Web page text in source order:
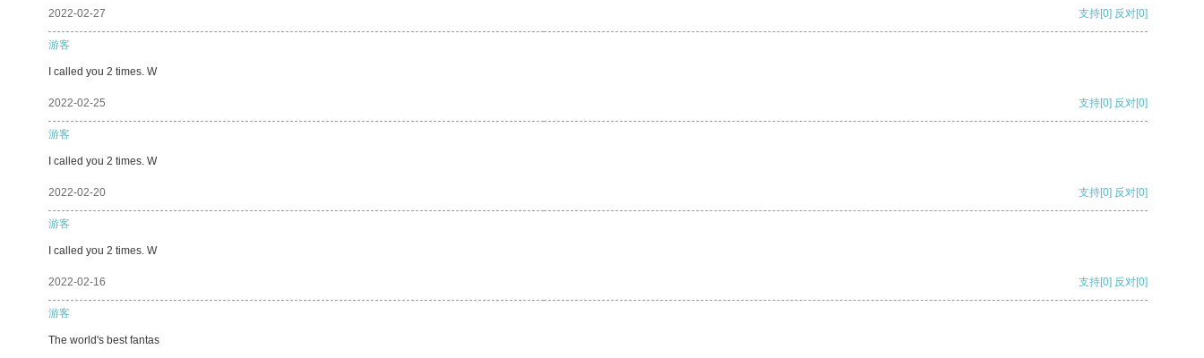
2022-02-27 支持[0] 反对[0]
游客
I called you 2 times. W
2022-02-25 支持[0] 反对[0]
游客
I called you 2 times. W
2022-02-20 支持[0] 反对[0]
游客
I called you 2 times. W
2022-02-16 支持[0] 反对[0]
游客
The world's best fantas